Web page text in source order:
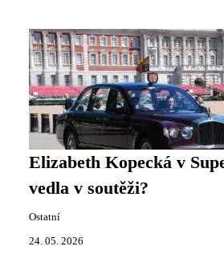
Elizabeth Kopecká v
vedla v soutěži?
Ostatní
24. 05. 2026